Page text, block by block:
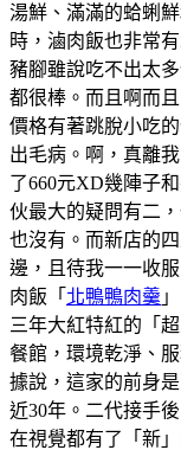
湯鮮、滿滿的蛤蜊
時，滷肉飯也非常
豬腳雖說吃不出太
都很棒。而且啊而
價格有著跳脫小吃
出毛病。啊，真離
了660元XD幾陣子
伙最大的疑問有二
也沒有。而新店的
邊，且待我一一收
肉飯「 北鴨鴨肉羹
三年大紅特紅的「
餐館，環境乾淨、
據說，這家的前身
近30年。二代接手
在視覺都有了「新